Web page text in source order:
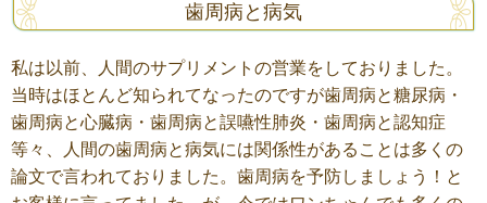
歯周病と病気
私は以前、人間のサプリメントの営業をしておりました。
当時はほとんど知られてなったのですが歯周病と糖尿病・
歯周病と心臓病・歯周病と誤嚥性肺炎・歯周病と認知症
等々、人間の歯周病と病気には関係性があることは多くの
論文で言われておりました。歯周病を予防しましょう！と